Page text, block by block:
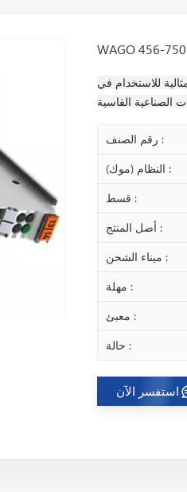
للاستخدام في
رقم الصنف :
النظام (موك) :
قسط :
أصل المنتج :
ميناء الشحن :
مهلة :
معبئ :
حالة :
استفسر الآن